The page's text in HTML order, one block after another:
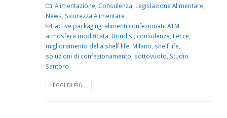
Alimentazione, Consulenza, Legislazione Alimentare,
News, Sicurezza Alimentare
active packaging, alimenti confezionati, ATM,
atmosfera modificata, Brindisi, consulenza, Lecce,
miglioramento della shelf life, Milano, shelf life,
soluzioni di confezionamento, sottovuoto, Studio
Santoro
LEGGI DI PIÙ...